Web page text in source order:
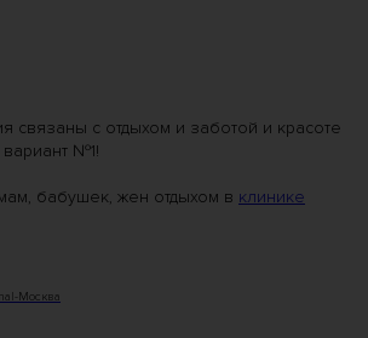
связаны с отдыхом и заботой и красоте
№1!
бабушек, жен отдыхом в клинике
Москва